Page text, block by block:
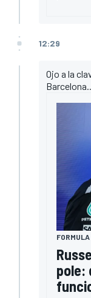
12:29
Ojo a la
FORMULA
pole: